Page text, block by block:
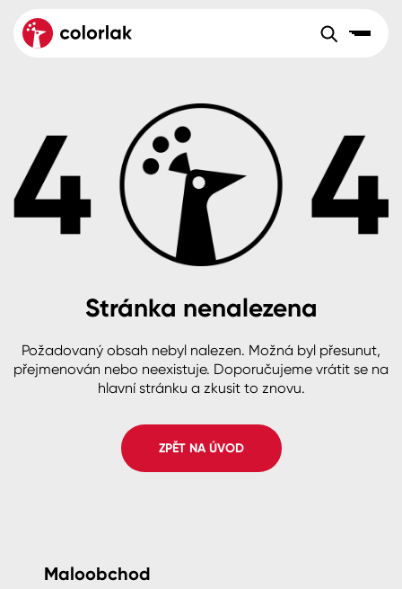
Velkoobchod Sortiment
Aktuality
Reference
O společnosti
B2B +420 800 145 555Po – Pá: 8:00–15:00
Česko
Slovensko Polsko Worldwide
Dřevo
Beton, asfalt, minerální podklady
Plast, sklo, keramika
Stěny
Fasády
Spreje
Colorlak Dekor
Colorlak Profi
Colorlak Pta
Stránka nenalezena
Požadovaný obsah nebyl nalezen. Možná byl přesunut,
přejmenován nebo neexistuje. Doporučujeme vrátit se na
hlavní stránku a zkusit to znovu.
ZPĚT NA ÚVOD
Maloobchod